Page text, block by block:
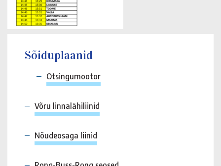
Sõiduplaanid
Otsingumootor
Võru linnalähiliinid
Nõudeosaga liinid